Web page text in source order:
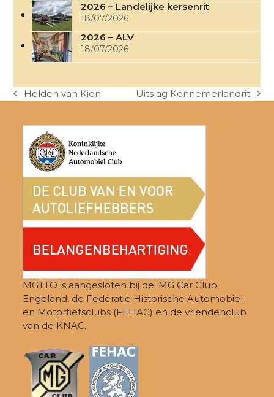
2026 – Landelijke kersenrit
18/07/2026
2026 – ALV
18/07/2026
previous
Helden van Kien
next
Uitslag Kennemerlandrit
MGTTO is aangesloten bij de: MG Car Club
Engeland, de Federatie Historische Automobiel-
en Motorfietsclubs (FEHAC) en de vriendenclub
van de KNAC.